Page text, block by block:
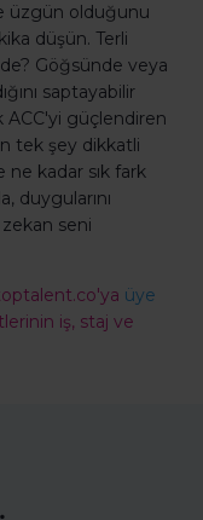
üzgün olduğunu
düşün. Terli
Göğsünde veya
saptayabilir
güçlendiren
tek şey dikkatli
kadar sık fark
duygularını
seni
üye
iş, staj ve